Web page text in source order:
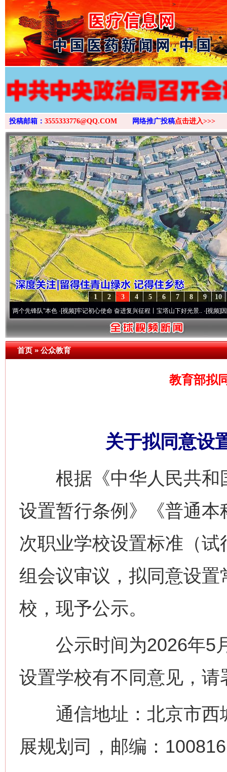
>
投稿邮箱： 3555333776@QQ.COM 网络推广投稿点击进入>>>
10
9
8
7
6
5
4
3
2
1
队”本色·[视频]牢记初心使命 奋进复兴征程丨宝塔山下好光景..·[视频]因党而生 为
首页»公众教育
教育部拟
关于拟同意设
根据《中华人民共和
设置暂行条例》《普通
次职业学校设置标准（
组会议审议，拟同意设
校，现予公示。
公示时间为2026年5
设置学校有不同意见，
通信地址：北京市西
展规划司，邮编：100816